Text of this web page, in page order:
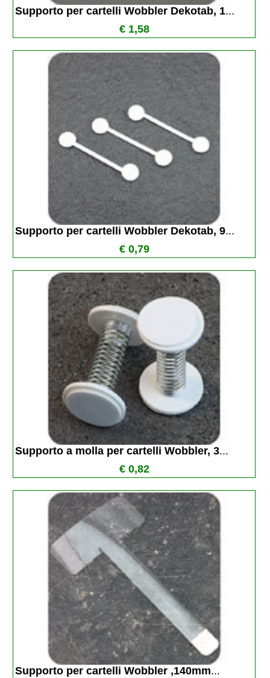
Supporto per cartelli Wobbler Dekotab, 1...
€ 1,58
Supporto per cartelli Wobbler Dekotab, 9...
€ 0,79
Supporto a molla per cartelli Wobbler, 3...
€ 0,82
Supporto per cartelli Wobbler ,140mm...